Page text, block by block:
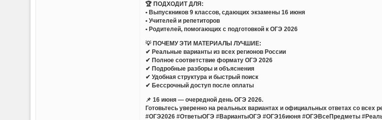
🏆 ПОДХОДИТ ДЛЯ:
• Выпускников 9 классов, сдающих экзамены 16 июня
• Учителей и репетиторов
• Родителей, помогающих с подготовкой к ОГЭ 2026
💡 ПОЧЕМУ ЭТИ МАТЕРИАЛЫ ЛУЧШИЕ:
✔ Реальные варианты из всех регионов России
✔ Полное соответствие формату ОГЭ 2026
✔ Подробные разборы и объяснения
✔ Удобная структура и быстрый поиск
✔ Бессрочный доступ после оплаты
📌 16 июня — очередной день ОГЭ 2026.
Готовьтесь уверенно на реальных вариантах и официальных ответах со всех
#ОГЭ2026 #ОтветыОГЭ #ВариантыОГЭ #ОГЭ16июня #ОГЭВсеПредметы